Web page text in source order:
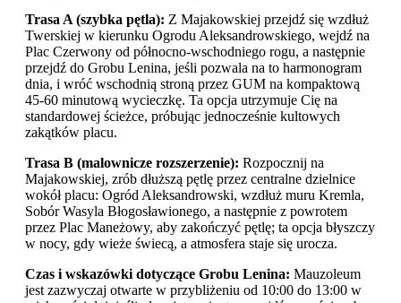
Trasa A (szybka pętla): Z Majakowskiej przejdź się wzdłuż
Twerskiej w kierunku Ogrodu Aleksandrowskiego, wejdź na
Plac Czerwony od północno-wschodniego rogu, a następnie
przejdź do Grobu Lenina, jeśli pozwala na to harmonogram
dnia, i wróć wschodnią stroną przez GUM na kompaktową
45-60 minutową wycieczkę. Ta opcja utrzymuje Cię na
standardowej ścieżce, próbując jednocześnie kultowych
zakątków placu.
Trasa B (malownicze rozszerzenie): Rozpocznij na
Majakowskiej, zrób dłuższą pętlę przez centralne dzielnice
wokół placu: Ogród Aleksandrowski, wzdłuż muru Kremla,
Sobór Wasyla Błogosławionego, a następnie z powrotem
przez Plac Maneżowy, aby zakończyć pętlę; ta opcja błyszczy
w nocy, gdy wieże świecą, a atmosfera staje się urocza.
Czas i wskazówki dotyczące Grobu Lenina: Mauzoleum
jest zazwyczaj otwarte w przybliżeniu od 10:00 do 13:00 w